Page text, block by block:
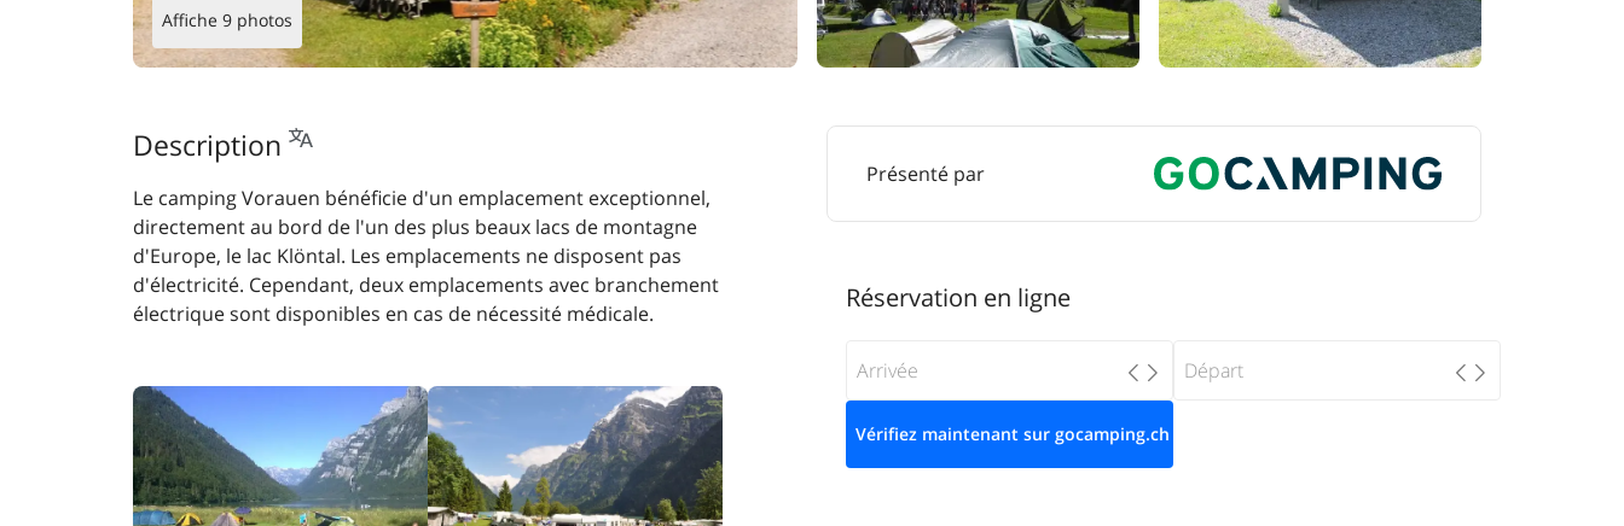
Affiche 9 photos
Description
Le camping Vorauen bénéficie d'un emplacement exceptionnel,
directement au bord de l'un des plus beaux lacs de montagne
d'Europe, le lac Klöntal. Les emplacements ne disposent pas
d'électricité. Cependant, deux emplacements avec branchement
électrique sont disponibles en cas de nécessité médicale.
Présenté par
Réservation en ligne